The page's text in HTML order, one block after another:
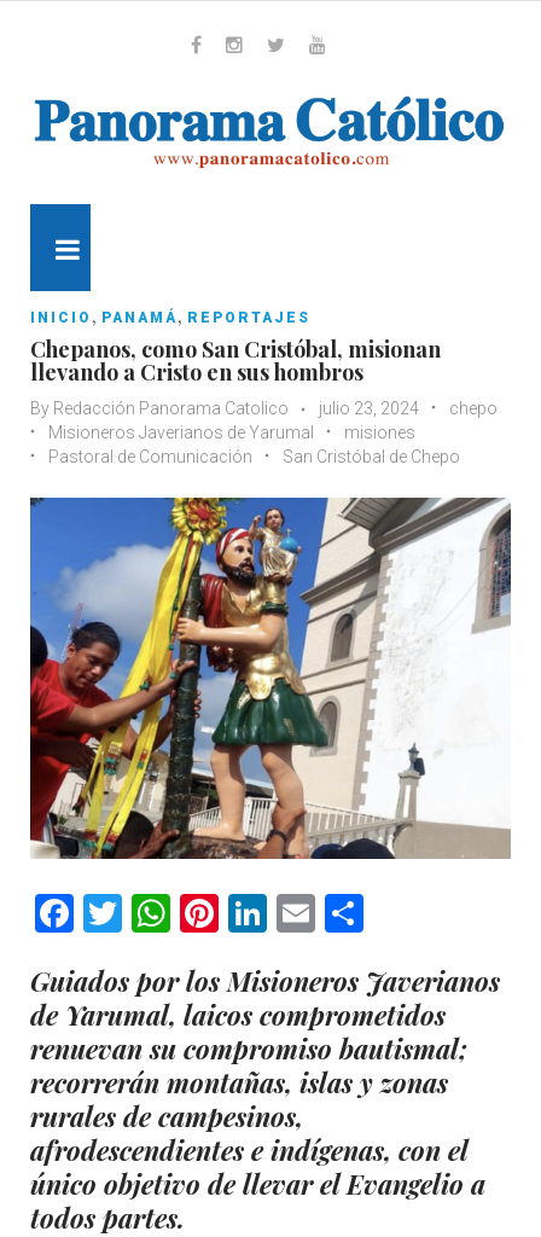
INICIO , PANAMÁ, REPORTAJES
Chepanos, como San Cristóbal, misionan
llevando a Cristo en sus hombros
By Redacción Panorama Catolico julio 23, 2024
chepo
Misioneros Javerianos de Yarumal
misiones
Pastoral de Comunicación
San Cristóbal de Chepo
Facebook
Twitter
WhatsApp
Pinterest
LinkedIn
Email
Guiados por los Misioneros Javerianos
de Yarumal, laicos comprometidos
renuevan su compromiso bautismal;
recorrerán montañas, islas y zonas
rurales de campesinos,
afrodescendientes e indígenas, con el
único objetivo de llevar el Evangelio a
todos partes.